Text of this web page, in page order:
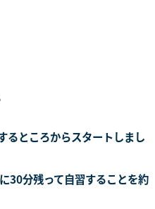
るところからスタートしまし
30分残って自習することを約